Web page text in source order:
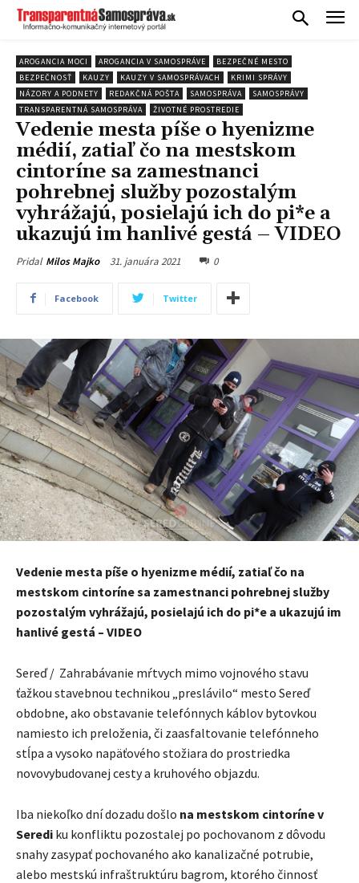
AROGANCIA MOCI AROGANCIA V SAMOSPRÁVE
BEZPEČNÉ MESTO
BEZPEČNOSŤ
KAUZY KAUZY V SAMOSPRÁVACH
KRIMI SPRÁVY
NÁZORY A PODNETY
REDAKČNÁ POŠTA SAMOSPRÁVA
SAMOSPRÁVY
TRANSPARENTNÁ SAMOSPRÁVA
ŽIVOTNÉ PROSTREDIE
Vedenie mesta píše o hyenizme
médií, zatiaľ čo na mestskom
cintoríne sa zamestnanci
pohrebnej služby pozostalým
vyhrážajú, posielajú ich do pi*e a
ukazujú im hanlivé gestá – VIDEO
Pridal Milos Majko 31. januára 2021 0
Facebook Twitter
Vedenie mesta píše o hyenizme médií, zatiaľ čo na
mestskom cintoríne sa zamestnanci pohrebnej služby
pozostalým vyhrážajú, posielajú ich do pi*e a ukazujú im
hanlivé gestá – VIDEO
Sereď / Zahrabávanie mŕtvych mimo vojnového stavu
ťažkou stavebnou technikou „preslávilo“ mesto Sereď
obdobne, ako obstavanie telefónnych káblov bytovkou
namiesto ich preloženia, či zaasfaltovanie telefónneho
stĺpa a vysoko napäťového stožiara do prostriedka
novovybudovanej cesty a kruhového objazdu.
Iba niekoľko dní dozadu došlo na mestskom cintoríne v
Seredi ku konfliktu pozostalej po pochovanom z dôvodu
snahy zasypať pochovaného ako kanalizačné potrubie,
alebo mestskú infraštruktúru bagrom, ktorého činnosť